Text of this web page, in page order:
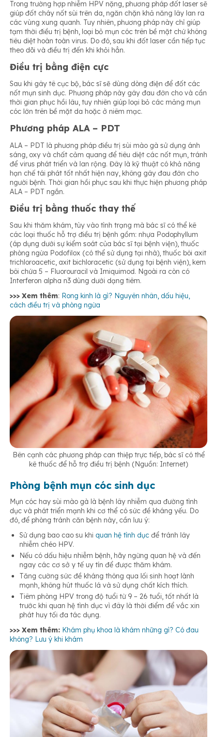
Trong trường hợp nhiễm HPV nặng, phương pháp đốt laser sẽ
giúp đốt cháy nốt sùi trên da, ngăn chặn khả năng lây lan ra
các vùng xung quanh. Tuy nhiên, phương pháp này chỉ giúp
tạm thời điều trị bệnh, loại bỏ mụn cóc trên bề mặt chứ không
tiêu diệt hoàn toàn virus. Do đó, sau khi đốt laser cần tiếp tục
theo dõi và điều trị đến khi khỏi hẳn.
Điều trị bằng điện cực
Sau khi gây tê cục bộ, bác sĩ sẽ dùng dòng điện để đốt các
nốt mụn sinh dục. Phương pháp này gây đau đớn cho và cần
thời gian phục hồi lâu, tuy nhiên giúp loại bỏ các mảng mụn
cóc lớn trên bề mặt da hoặc ở niêm mạc.
Phương pháp ALA – PDT
ALA – PDT là phương pháp điều trị sùi mào gà sử dụng ánh
sáng, oxy và chất cảm quang để tiêu diệt các nốt mụn, tránh
để virus phát triển và lan rộng. Đây là kỹ thuật có khả năng
hạn chế tái phát tốt nhất hiện nay, không gây đau đớn cho
người bệnh. Thời gian hồi phục sau khi thực hiện phương pháp
ALA – PDT ngắn.
Điều trị bằng thuốc thay thế
Sau khi thăm khám, tùy vào tình trạng mà bác sĩ có thể kê
các loại thuốc hỗ trợ điều trị bệnh gồm: nhựa Podophyllum
(áp dụng dưới sự kiểm soát của bác sĩ tại bệnh viện), thuốc
phòng ngừa Podofilox (có thể sử dụng tại nhà), thuốc bôi axit
trichloroacetic, axit bichloracetic (sử dụng tại bệnh viện), kem
bôi chứa 5 – Fluorouracil và Imiquimod. Ngoài ra còn có
Interferon alpha n3 dùng dưới dạng tiêm.
>>> Xem thêm: Rong kinh là gì? Nguyên nhân, dấu hiệu,
cách điều trị và phòng ngừa
Bên cạnh các phương pháp can thiệp trực tiếp, bác sĩ có thể
kê thuốc để hỗ trợ điều trị bệnh (Nguồn: Internet)
Phòng bệnh mụn cóc sinh dục
Mụn cóc hay sùi mào gà là bệnh lây nhiễm qua đường tình
dục và phát triển mạnh khi cơ thể có sức đề kháng yếu. Do
đó, để phòng tránh căn bệnh này, cần lưu ý:
Sử dụng bao cao su khi quan hệ tình dục để tránh lây
nhiễm chéo HPV.
Nếu có dấu hiệu nhiễm bệnh, hãy ngừng quan hệ và đến
ngay các cơ sở y tế uy tín để được thăm khám.
Tăng cường sức đề kháng thông qua lối sinh hoạt lành
mạnh, không hút thuốc lá và sử dụng chất kích thích.
Tiêm phòng HPV trong độ tuổi từ 9 – 26 tuổi, tốt nhất là
trước khi quan hệ tình dục vì đây là thời điểm để vắc xin
phát huy tối đa tác dụng.
>>> Xem thêm: Khám phụ khoa là khám những gì? Có đau
không? Lưu ý khi khám